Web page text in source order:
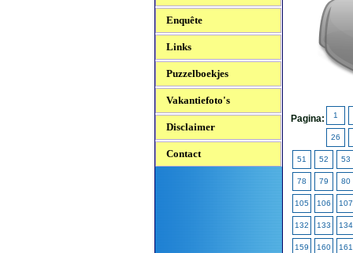
Enquête
Links
Puzzelboekjes
Vakantiefoto's
Disclaimer
Contact
Pagina: 1
26
51 52 53
78 79 80
105 106 107
132 133 134
159 160 161